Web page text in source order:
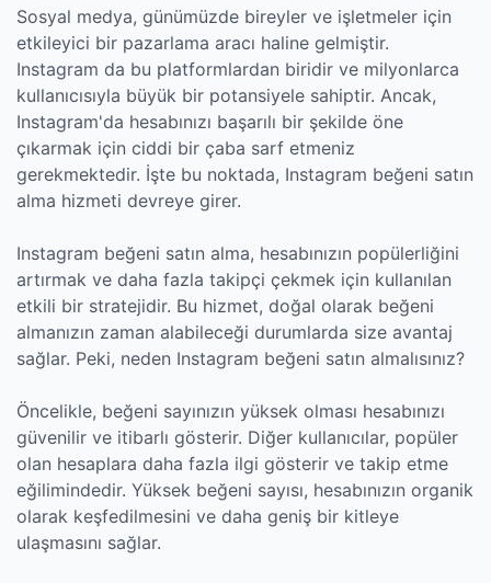
Sosyal medya, günümüzde bireyler ve işletmeler için
etkileyici bir pazarlama aracı haline gelmiştir.
Instagram da bu platformlardan biridir ve milyonlarca
kullanıcısıyla büyük bir potansiyele sahiptir. Ancak,
Instagram'da hesabınızı başarılı bir şekilde öne
çıkarmak için ciddi bir çaba sarf etmeniz
gerekmektedir. İşte bu noktada, Instagram beğeni satın
alma hizmeti devreye girer.
Instagram beğeni satın alma, hesabınızın popülerliğini
artırmak ve daha fazla takipçi çekmek için kullanılan
etkili bir stratejidir. Bu hizmet, doğal olarak beğeni
almanızın zaman alabileceği durumlarda size avantaj
sağlar. Peki, neden Instagram beğeni satın almalısınız?
Öncelikle, beğeni sayınızın yüksek olması hesabınızı
güvenilir ve itibarlı gösterir. Diğer kullanıcılar, popüler
olan hesaplara daha fazla ilgi gösterir ve takip etme
eğilimindedir. Yüksek beğeni sayısı, hesabınızın organik
olarak keşfedilmesini ve daha geniş bir kitleye
ulaşmasını sağlar.